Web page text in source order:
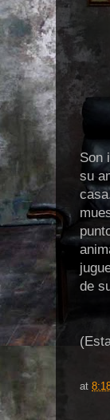
Son
su
de
at